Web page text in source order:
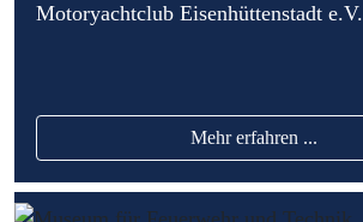
Motoryachtclub Eisenhüttenstadt e.V.
Mehr erfahren ...